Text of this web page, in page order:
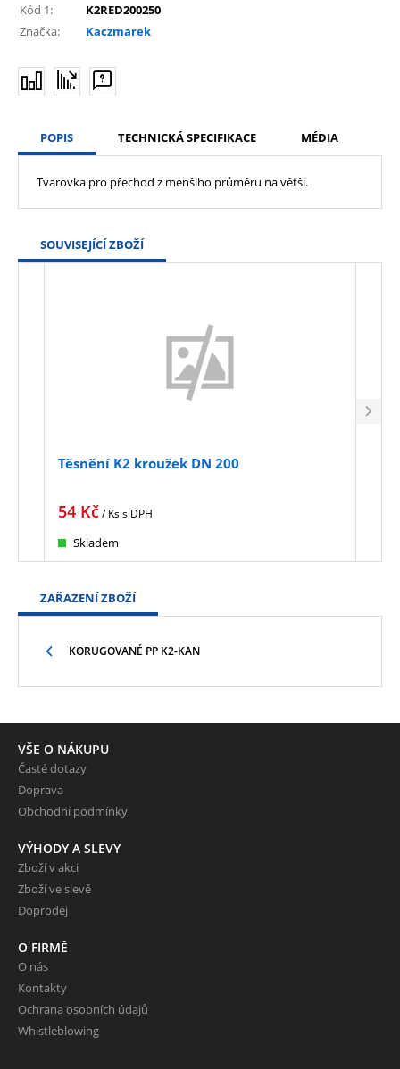
Kód 1:
K2RED200250
Značka:
Kaczmarek
POPIS TECHNICKÁ SPECIFIKACE MÉDIA
Tvarovka pro přechod z menšího průměru na větší.
SOUVISEJÍCÍ ZBOŽÍ
Těsnění K2 kroužek DN 200
54 Kč/ Kss DPH
Skladem
ZAŘAZENÍ ZBOŽÍ
KORUGOVANÉ PP K2-KAN
VŠE O NÁKUPU
Časté dotazy
Doprava
Obchodní podmínky
VÝHODY A SLEVY
Zboží v akci
Zboží ve slevě
Doprodej
O FIRMĚ
O nás
Kontakty
Ochrana osobních údajů
Whistleblowing